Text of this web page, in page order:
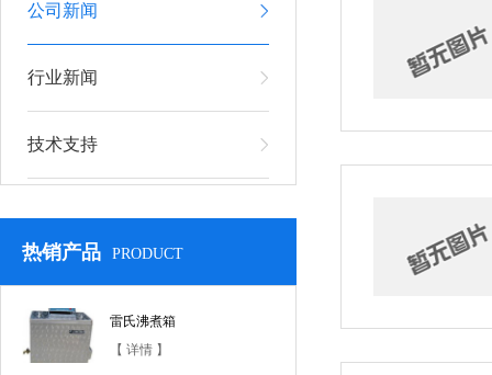
公司新闻
行业新闻
技术支持
热销产品 PRODUCT
雷氏沸煮箱
【 详情 】